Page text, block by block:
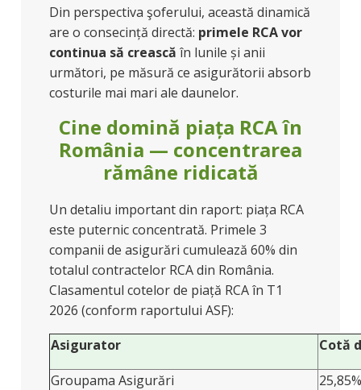
Din perspectiva şoferului, această dinamică
are o consecință directă: primele RCA vor
continua să crească în lunile și anii
următori, pe măsură ce asigurătorii absorb
costurile mai mari ale daunelor.
Cine domină piața RCA în
România — concentrarea
rămâne ridicată
Un detaliu important din raport: piața RCA
este puternic concentrată. Primele 3
companii de asigurări cumulează 60% din
totalul contractelor RCA din România.
Clasamentul cotelor de piață RCA în T1
2026 (conform raportului ASF):
Asigurator
Cotă
Groupama Asigurări